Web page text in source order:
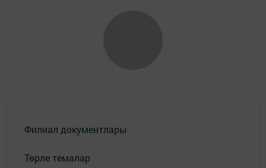
Филиал документлары
Төрле темалар